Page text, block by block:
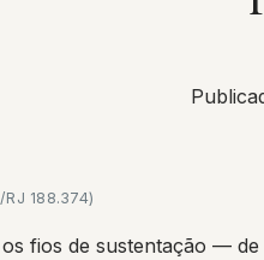
188.374)
os fios de sustentação —